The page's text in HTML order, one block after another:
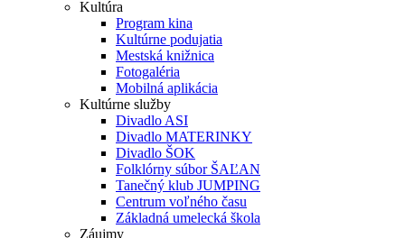
Kultúra
Program kina
Kultúrne podujatia
Mestská knižnica
Fotogaléria
Mobilná aplikácia
Kultúrne služby
Divadlo ASI
Divadlo MATERINKY
Divadlo ŠOK
Folklórny súbor ŠAĽAN
Tanečný klub JUMPING
Centrum voľného času
Základná umelecká škola
Záujmy